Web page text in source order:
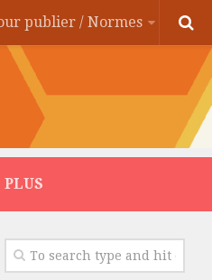
publier / Normes
PLUS